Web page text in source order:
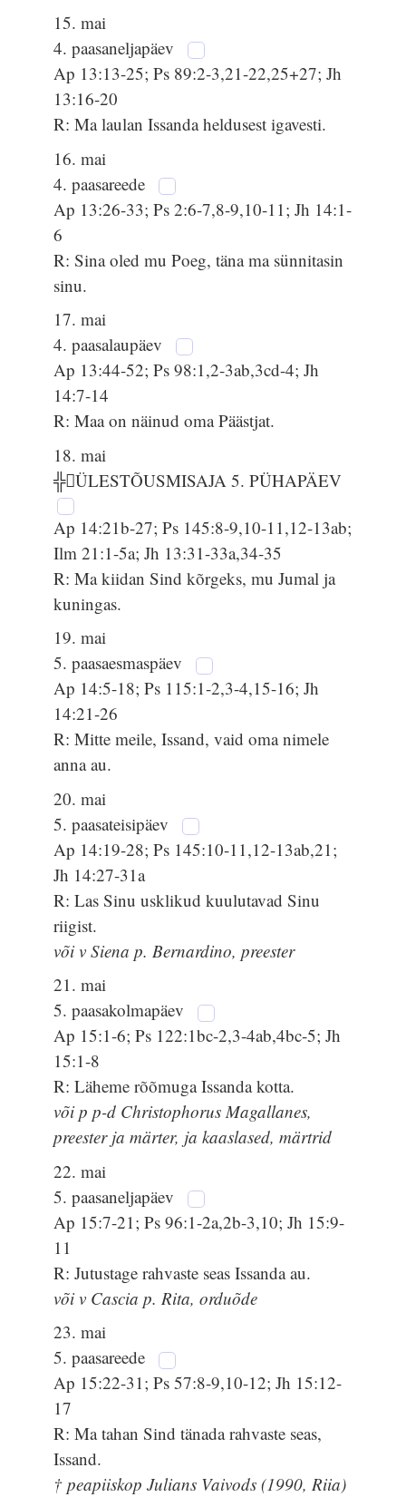
15. mai
4. paasaneljapäev
Ap 13:13-25; Ps 89:2-3,21-22,25+27; Jh
13:16-20
R: Ma laulan Issanda heldusest igavesti.
16. mai
4. paasareede
Ap 13:26-33; Ps 2:6-7,8-9,10-11; Jh 14:1-
6
R: Sina oled mu Poeg, täna ma sünnitasin
sinu.
17. mai
4. paasalaupäev
Ap 13:44-52; Ps 98:1,2-3ab,3cd-4; Jh
14:7-14
R: Maa on näinud oma Päästjat.
18. mai
╬ÜLESTÕUSMISAJA 5. PÜHAPÄEV
Ap 14:21b-27; Ps 145:8-9,10-11,12-13ab;
Ilm 21:1-5a; Jh 13:31-33a,34-35
R: Ma kiidan Sind kõrgeks, mu Jumal ja
kuningas.
19. mai
5. paasaesmaspäev
Ap 14:5-18; Ps 115:1-2,3-4,15-16; Jh
14:21-26
R: Mitte meile, Issand, vaid oma nimele
anna au.
20. mai
5. paasateisipäev
Ap 14:19-28; Ps 145:10-11,12-13ab,21;
Jh 14:27-31a
R: Las Sinu usklikud kuulutavad Sinu
riigist.
või v Siena p. Bernardino, preester
21. mai
5. paasakolmapäev
Ap 15:1-6; Ps 122:1bc-2,3-4ab,4bc-5; Jh
15:1-8
R: Läheme rõõmuga Issanda kotta.
või p p-d Christophorus Magallanes,
preester ja märter, ja kaaslased, märtrid
22. mai
5. paasaneljapäev
Ap 15:7-21; Ps 96:1-2a,2b-3,10; Jh 15:9-
11
R: Jutustage rahvaste seas Issanda au.
või v Cascia p. Rita, orduõde
23. mai
5. paasareede
Ap 15:22-31; Ps 57:8-9,10-12; Jh 15:12-
17
R: Ma tahan Sind tänada rahvaste seas,
Issand.
† peapiiskop Julians Vaivods (1990, Riia)